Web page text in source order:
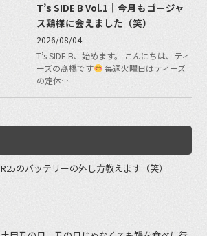
T’s SIDE B Vol.1｜今月もゴージャ
ス鶏様に会えました（笑）
2026/08/04
T’s SIDE B、始めます。 こんにちは、ティ
ーズの髙橋です
毎週火曜日はティーズ
の定休…
R25のバッテリーの外し方教えます（笑）